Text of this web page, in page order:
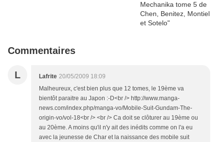
Commentaires
L Lafrite 20/05/2009 18:09
Malheureux, c'est bien plus que 12 tomes, le 19ème va
bientôt paraitre au Japon :-D<br /> http://www.manga-
news.com/index.php/manga-vo/Mobile-Suit-Gundam-The-
origin-vo/vol-18<br /> <br /> Ca doit se clôturer au 19ème ou
au 20ème. A moins qu'il n'y ait des inédits comme on l'a eu
avec la jeunesse de Char et la naissance des mobile suit